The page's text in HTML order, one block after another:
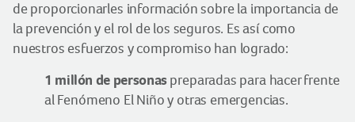
de proporcionarles información sobre la importancia de
la prevención y el rol de los seguros. Es así como
nuestros esfuerzos y compromiso han logrado:
1 millón de personas preparadas para hacer frente
al Fenómeno El Niño y otras emergencias.